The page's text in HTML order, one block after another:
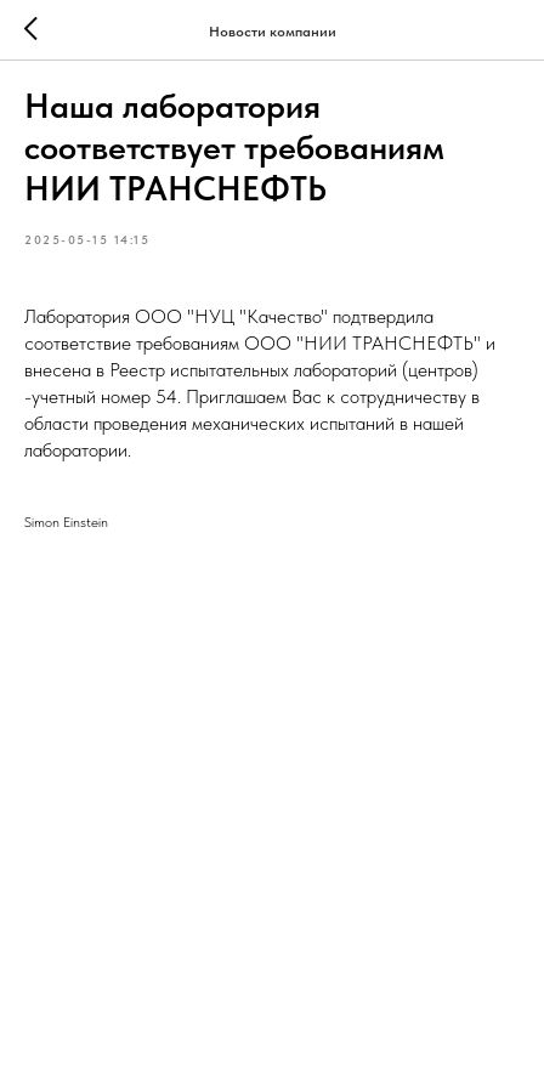
Новости компании
Наша лаборатория
соответствует требованиям
НИИ ТРАНСНЕФТЬ
2025-05-15 14:15
Лаборатория ООО "НУЦ "Качество" подтвердила
соответствие требованиям ООО "НИИ ТРАНСНЕФТЬ" и
внесена в Реестр испытательных лабораторий (центров)
-учетный номер 54. Приглашаем Вас к сотрудничеству в
области проведения механических испытаний в нашей
лаборатории.
Simon Einstein